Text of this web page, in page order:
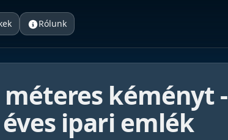
Rólunk
méteres kéményt -
ipari emlék